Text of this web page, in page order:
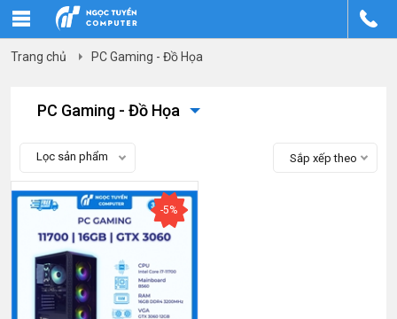
Trang chủ PC Gaming - Đồ Họa
PC Gaming - Đồ Họa
Lọc sản phẩm Sắp xếp theo
-5%